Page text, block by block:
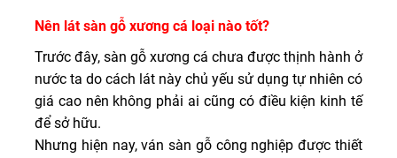
Nên lát sàn gỗ xương cá loại nào tốt?
Trước đây, sàn gỗ xương cá chưa được thịnh hành ở
nước ta do cách lát này chủ yếu sử dụng tự nhiên có
giá cao nên không phải ai cũng có điều kiện kinh tế
để sở hữu.
Nhưng hiện nay, ván sàn gỗ công nghiệp được thiết